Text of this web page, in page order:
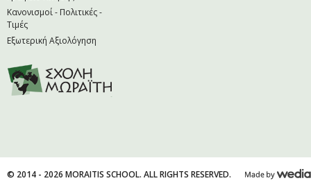
Κανονισμοί - Πολιτικές -
Τιμές
Εξωτερική Αξιολόγηση
© 2014 - 2026 MORAITIS SCHOOL. ALL RIGHTS RESERVED.